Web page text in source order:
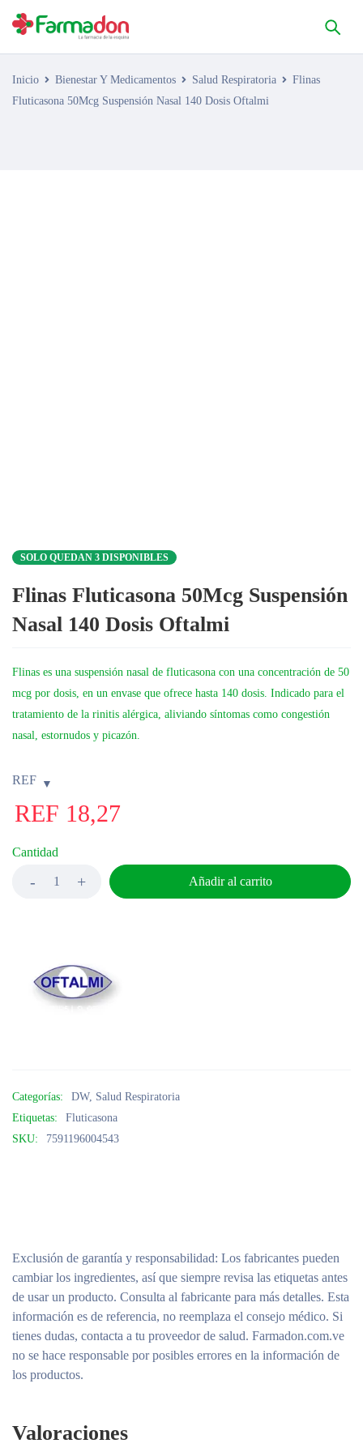
Inicio Bienestar Y Medicamentos Salud Respiratoria
Flinas
Fluticasona 50Mcg Suspensión Nasal 140 Dosis Oftalmi
SOLO QUEDAN 3 DISPONIBLES
Flinas Fluticasona 50Mcg Suspensión
Nasal 140 Dosis Oftalmi
Flinas es una suspensión nasal de fluticasona con una concentración de 50
mcg por dosis, en un envase que ofrece hasta 140 dosis. Indicado para el
tratamiento de la rinitis alérgica, aliviando síntomas como congestión
nasal, estornudos y picazón.
REF
REF 18,27
Cantidad
Añadir al carrito
Categorías: DW, Salud Respiratoria
Etiquetas:
Fluticasona
SKU:
7591196004543
Exclusión de garantía y responsabilidad: Los fabricantes pueden
cambiar los ingredientes, así que siempre revisa las etiquetas antes
de usar un producto. Consulta al fabricante para más detalles. Esta
información es de referencia, no reemplaza el consejo médico. Si
tienes dudas, contacta a tu proveedor de salud. Farmadon.com.ve
no se hace responsable por posibles errores en la información de
los productos.
Valoraciones